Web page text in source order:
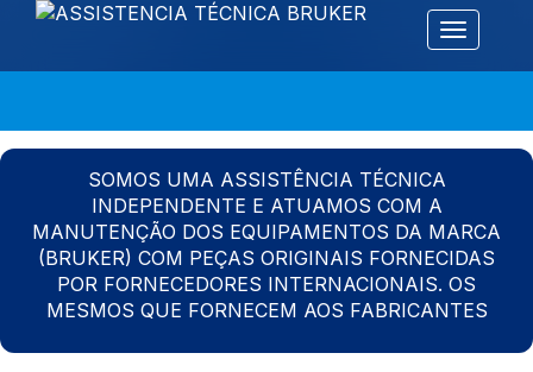
Alternar
SOMOS UMA ASSISTÊNCIA TÉCNICA
INDEPENDENTE E ATUAMOS COM A
MANUTENÇÃO DOS EQUIPAMENTOS DA MARCA
(BRUKER) COM PEÇAS ORIGINAIS FORNECIDAS
POR FORNECEDORES INTERNACIONAIS. OS
MESMOS QUE FORNECEM AOS FABRICANTES